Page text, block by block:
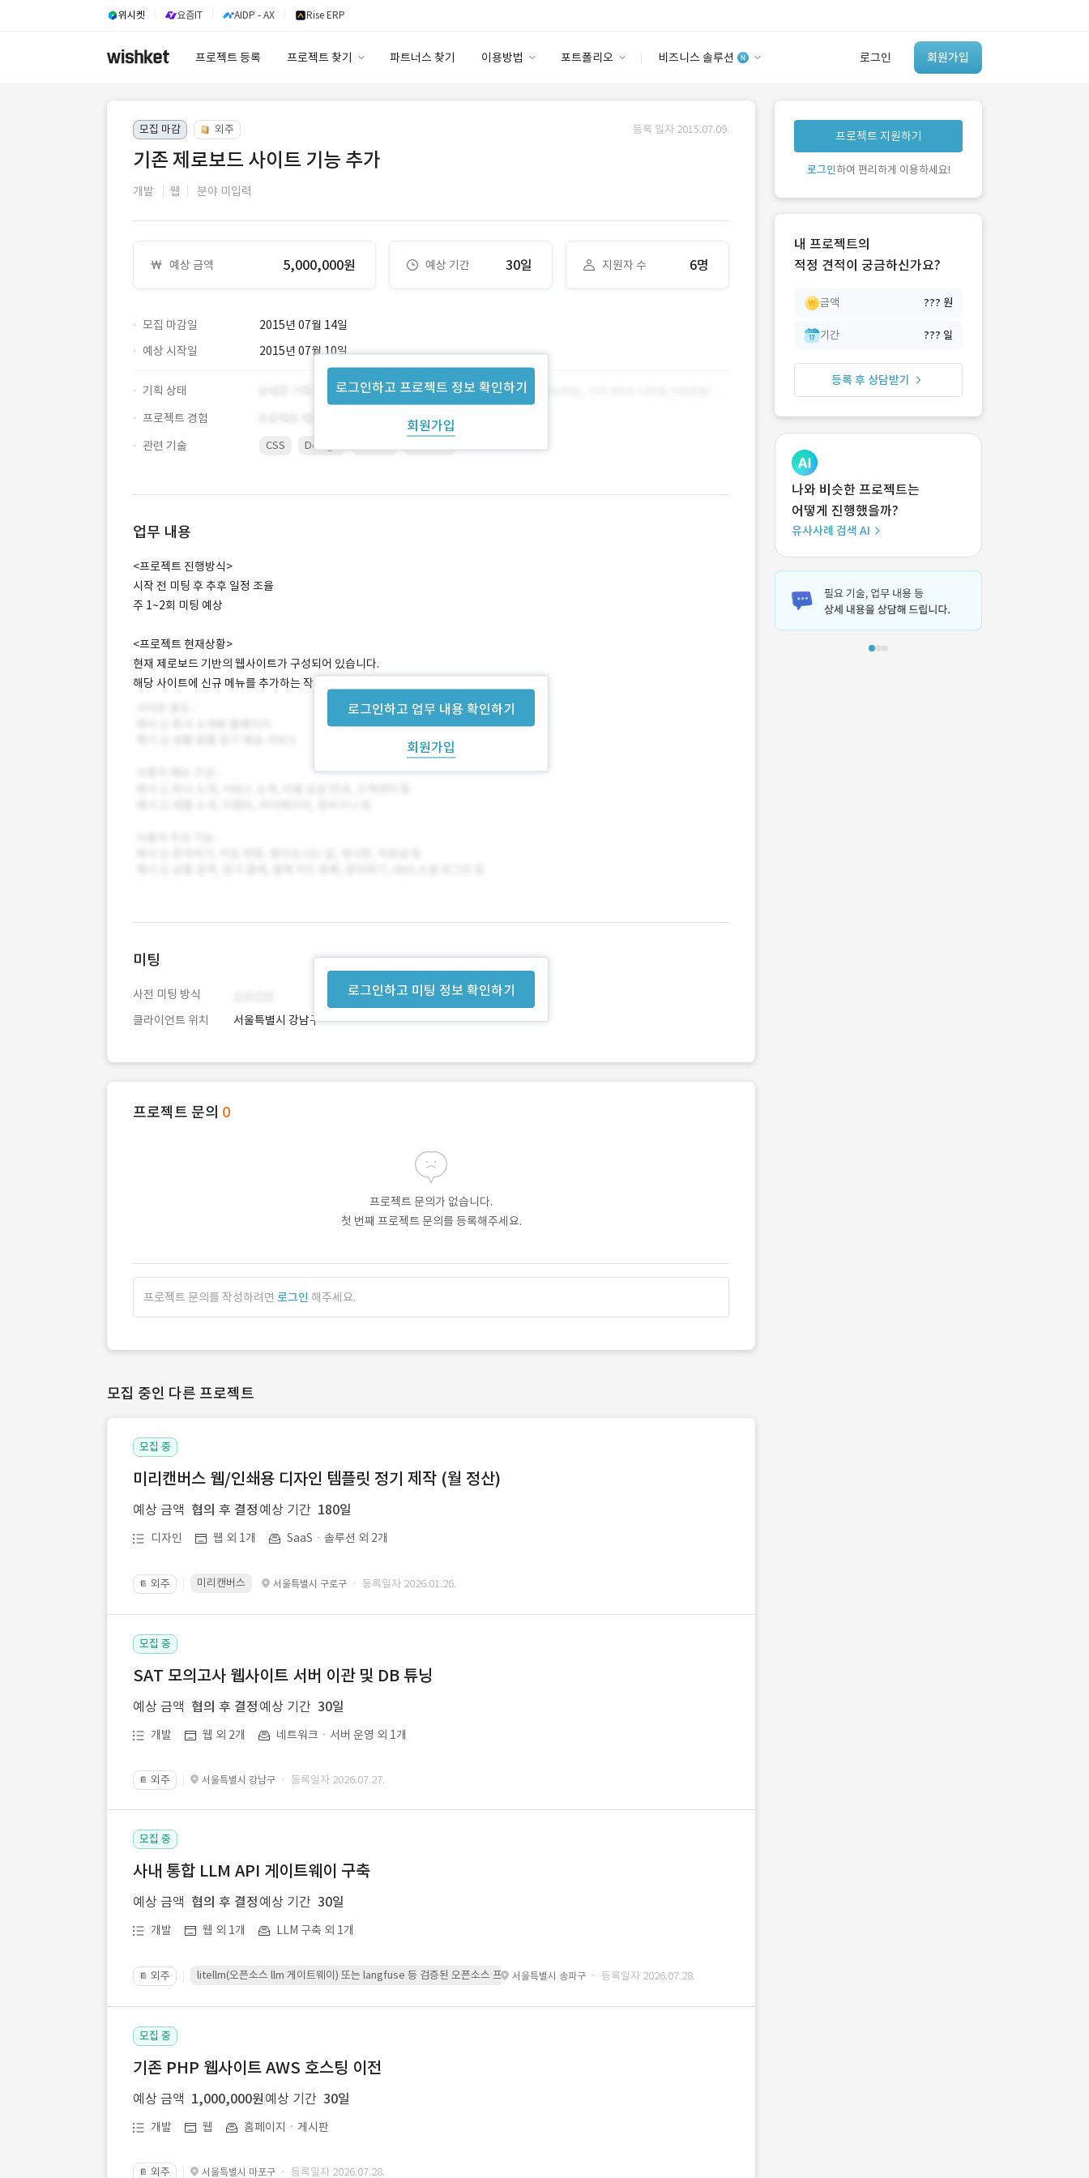
위시켓 요즘IT AIDP - AX Rise ERP
프로젝트 등록 프로젝트 찾기 파트너스 찾기 이용방법 포트폴리오 비즈니스 솔루션 로그인 회원가입
안심 코드 케어
유사사례 검색 AI
‘이런 거’ 만들어본
개발 회사 있어?
모집 마감 외주 등록 일자 2015.07.09.
기존 제로보드 사이트 기능 추가
개발 웹 분야 미입력
예상 금액 5,000,000원 예상 기간 30일 지원자 수 6명
모집 마감일 2015년 07월 14일
로그인하고 프로젝트 정보 확인하기
회원가입
예상 시작일 2015년 07월 10일
기획 상태
프로젝트 경험
관련 기술
CSS Design
업무 내용
로그인하고 업무 내용 확인하기
회원가입
<프로젝트 진행방식>
시작 전 미팅 후 추후 일정 조율
주 1~2회 미팅 예상
<프로젝트 현재상황>
현재 제로보드 기반의 웹사이트가 구성되어 있습니다.
해당 사이트에 신규 메뉴를 추가하는 작업입니다.
로그인하고 미팅 정보 확인하기
미팅
사전 미팅 방식
클라이언트 위치
서울특별시 강남구
프로젝트 문의 0
프로젝트 문의가 없습니다.
첫 번째 프로젝트 문의를 등록해주세요.
프로젝트 문의를 작성하려면 로그인 해주세요.
모집 중인 다른 프로젝트
모집 중
미리캔버스 웹/인쇄용 디자인 템플릿 정기 제작 (월 정산)
예상 금액 협의 후 결정 예상 기간 180일
디자인 웹 외 1개 SaaSㆍ솔루션 외 2개
📔 외주 미리캔버스 서울특별시 구로구 · 등록일자 2026.01.26.
모집 중
SAT 모의고사 웹사이트 서버 이관 및 DB 튜닝
예상 금액 협의 후 결정 예상 기간 30일
개발 웹 외 2개 네트워크ㆍ서버 운영 외 1개
📔 외주 서울특별시 강남구 · 등록일자 2026.07.27.
모집 중
사내 통합 LLM API 게이트웨이 구축
예상 금액 협의 후 결정 예상 기간 30일
개발 웹 외 1개 LLM 구축 외 1개
📔 외주 litellm(오픈소스 llm 게이트웨이) 또는 langfuse 등 검증된 오픈소스 프레임워크를 기반으로 시스템을 구축
서울특별시 송파구 · 등록일자 2026.07.28.
모집 중
기존 PHP 웹사이트 AWS 호스팅 이전
예상 금액 1,000,000원 예상 기간 30일
개발 웹 홈페이지ㆍ게시판
📔 외주 서울특별시 마포구 · 등록일자 2026.07.28.
프로젝트 지원하기
로그인하여 편리하게 이용하세요!
내 프로젝트의
적정 견적이 궁금하신가요?
금액 ??? 원
기간 ??? 일
등록 후 상담받기
나와 비슷한 프로젝트는
어떻게 진행했을까?
유사사례 검색 AI